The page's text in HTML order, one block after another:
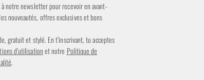
notre newsletter pour recevoir en avant-
nouveautés, offres exclusives et bons
gratuit et stylé. En t’inscrivant, tu acceptes
d’utilisationet notre Politique de
.